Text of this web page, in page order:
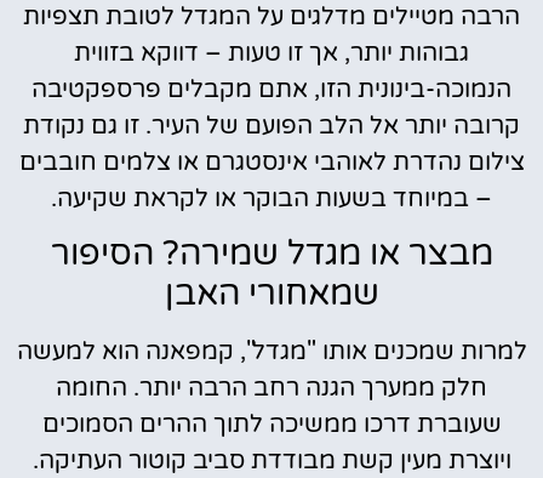
הרבה מטיילים מדלגים על המגדל לטובת תצפיות
גבוהות יותר, אך זו טעות – דווקא בזווית
הנמוכה-בינונית הזו, אתם מקבלים פרספקטיבה
קרובה יותר אל הלב הפועם של העיר. זו גם נקודת
צילום נהדרת לאוהבי אינסטגרם או צלמים חובבים
– במיוחד בשעות הבוקר או לקראת שקיעה.
מבצר או מגדל שמירה? הסיפור
שמאחורי האבן
למרות שמכנים אותו "מגדל", קמפאנה הוא למעשה
חלק ממערך הגנה רחב הרבה יותר. החומה
שעוברת דרכו ממשיכה לתוך ההרים הסמוכים
ויוצרת מעין קשת מבודדת סביב קוטור העתיקה.